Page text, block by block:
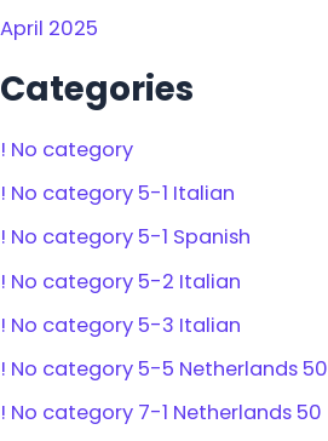
April 2025
Categories
! No category
! No category 5-1 Italian
! No category 5-1 Spanish
! No category 5-2 Italian
! No category 5-3 Italian
! No category 5-5 Netherlands 50
! No category 7-1 Netherlands 50